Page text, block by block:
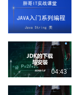
04:43